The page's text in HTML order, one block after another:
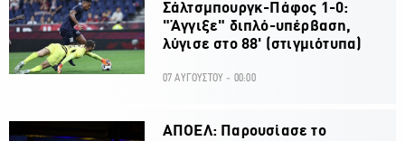
Σάλτσμπουργκ-Πάφος 1-0:
"Άγγιξε" διπλό-υπέρβαση,
λύγισε στο 88' (στιγμιότυπα)
07 ΑΥΓΟΥΣΤΟΥ - 00:00
ΑΠΟΕΛ: Παρουσίασε το